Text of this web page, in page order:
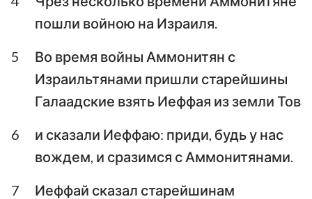
Малахия
пошли войною на Израиля.
5
Во время войны Аммонитян с
Израильтянами пришли старейшины
Галаадские взять Иеффая из земли Тов
6
и сказали Иеффаю: приди, будь у нас
вождем, и сразимся с Аммонитянами.
7
Иеффай сказал старейшинам